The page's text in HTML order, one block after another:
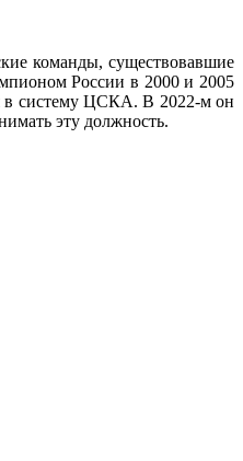
команды, существовавшие
России в 2000 и 2005
в систему ЦСКА. В 2022-м он
эту должность.